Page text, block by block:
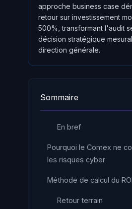
approche business case
retour sur investissement
500%, transformant l'audit
décision stratégique
direction générale.
Sommaire
En bref
Pourquoi le Comex ne
les risques cyber
Méthode de calcul du
Retour terrain